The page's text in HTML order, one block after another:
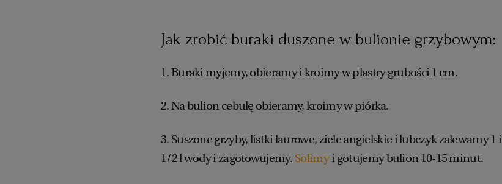
Jak zrobić buraki duszone w bulionie grzybowym:
1. Buraki myjemy, obieramy i kroimy w plastry grubości 1 cm.
2. Na bulion cebulę obieramy, kroimy w piórka.
3. Suszone grzyby, listki laurowe, ziele angielskie i lubczyk zalewamy 1 i
1/2 l wody i zagotowujemy. Solimyi gotujemy bulion 10-15 minut.